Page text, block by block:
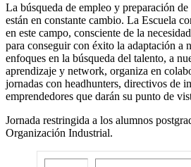
La búsqueda de empleo y preparación
están en constante cambio. La Escuela
en este campo, consciente de la
para conseguir con éxito la adaptación a
enfoques en la búsqueda del talento, a
aprendizaje y network, organiza en
jornadas con headhunters, directivos de
emprendedores que darán su punto de
Jornada restringida a los alumnos
Organización Industrial.